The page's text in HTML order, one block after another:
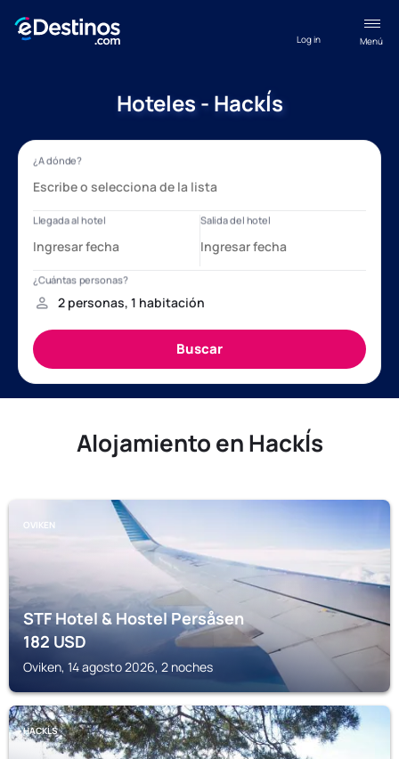
Menú
Log in
Hoteles - Hackĺs
Alojamiento en Hackĺs
OVIKEN
STF Hotel & Hostel Persåsen
182USD
Oviken, 14 agosto 2026, 2 noches
HACKĹS